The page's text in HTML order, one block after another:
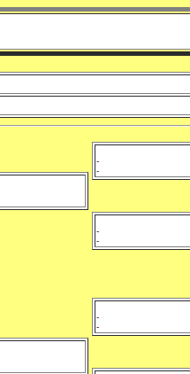
-
-
-
-
-
-